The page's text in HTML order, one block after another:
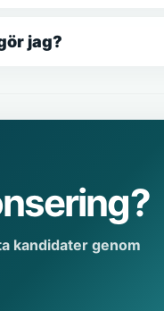
jag?
kandidater genom